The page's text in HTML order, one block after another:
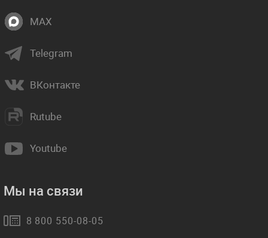
MAX
Telegram
ВКонтакте
Rutube
Youtube
Мы на связи
8 800 550-08-05